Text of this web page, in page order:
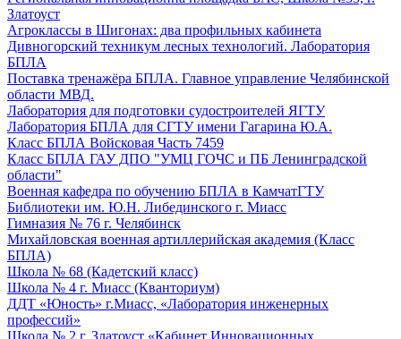
Златоуст
Агроклассы в Шигонах: два профильных кабинета
Дивногорский техникум лесных технологий. Лаборатория
БПЛА
Поставка тренажёра БПЛА. Главное управление Челябинской
области МВД.
Лаборатория для подготовки судостроителей ЯГТУ
Лаборатория БПЛА для СГТУ имени Гагарина Ю.А.
Класс БПЛА Войсковая Часть 7459
Класс БПЛА ГАУ ДПО "УМЦ ГОЧС и ПБ Ленинградской
области"
Военная кафедра по обучению БПЛА в КамчатГТУ
Библиотеки им. Ю.Н. Либединского г. Миасс
Гимназия № 76 г. Челябинск
Михайловская военная артиллерийская академия (Класс
БПЛА)
Школа № 68 (Кадетский класс)
Школа № 4 г. Миасс (Кванториум)
ДДТ «Юность» г.Миасс, «Лаборатория инженерных
профессий»
Школа № 2 г. Златоуст «Кабинет Инновационных